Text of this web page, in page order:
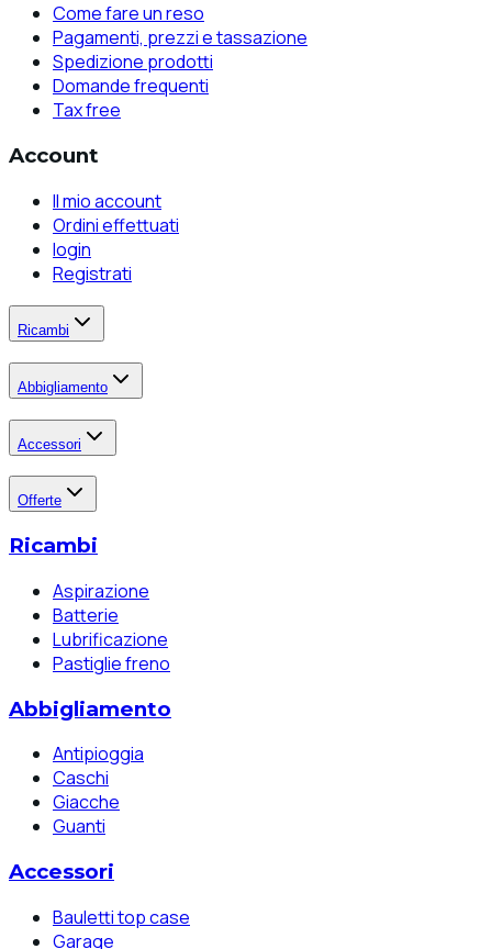
Come fare un reso
Pagamenti, prezzi e tassazione
Spedizione prodotti
Domande frequenti
Tax free
Account
Il mio account
Ordini effettuati
login
Registrati
Ricambi
Abbigliamento
Accessori
Offerte
Ricambi
Aspirazione
Batterie
Lubrificazione
Pastiglie freno
Abbigliamento
Antipioggia
Caschi
Giacche
Guanti
Accessori
Bauletti top case
Garage